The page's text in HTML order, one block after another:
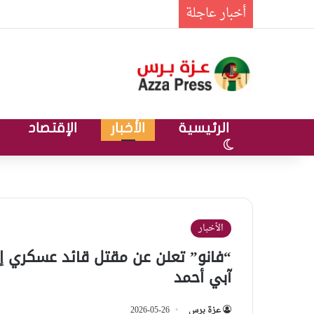
أخبار عاجلة
الرئيسية الأخبار الإقتصاد
الوضع المظلم
الأخبار
آبي أحمد
عزة برس 2026-05-26